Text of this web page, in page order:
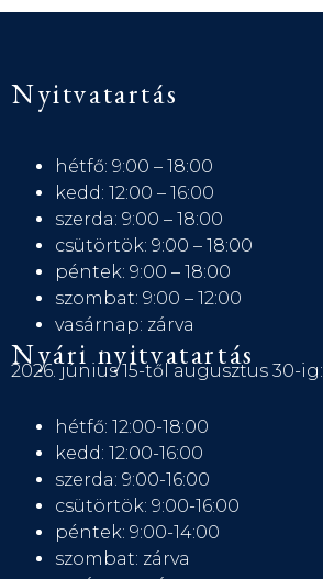
Nyitvatartás
hétfő: 9:00 – 18:00
kedd: 12:00 – 16:00
szerda: 9:00 – 18:00
csütörtök: 9:00 – 18:00
péntek: 9:00 – 18:00
szombat: 9:00 – 12:00
vasárnap: zárva
Nyári nyitvatartás
2026. június 15-től augusztus 30-ig:
hétfő: 12:00-18:00
kedd: 12:00-16:00
szerda: 9:00-16:00
csütörtök: 9:00-16:00
péntek: 9:00-14:00
szombat: zárva